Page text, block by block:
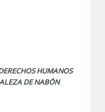
HUMANOS
DE NABÓN